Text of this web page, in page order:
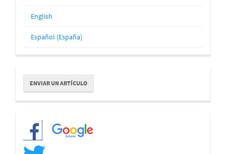
English
Español (España)
Enviar
un
artículo
ENVIAR UN ARTÍCULO
Redes